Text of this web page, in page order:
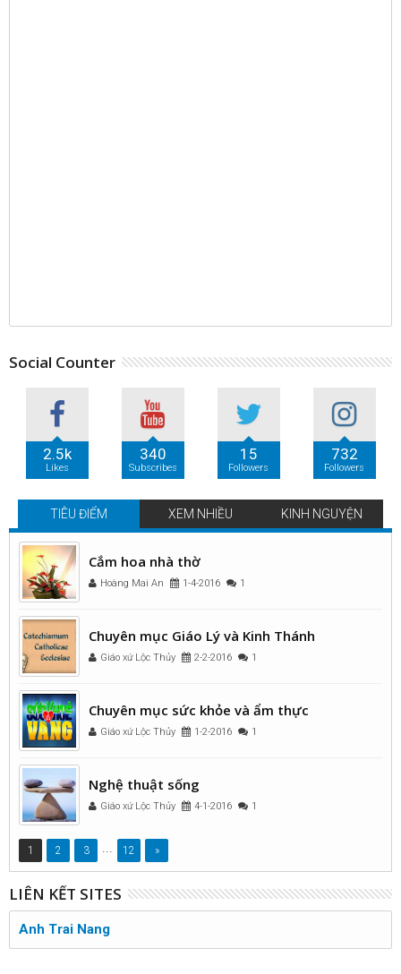
Social Counter
2.5k
Likes
340
Subscribes
15
Followers
732
Followers
TIÊU ĐIỂM XEM NHIỀU KINH NGUYỆN
Cắm hoa nhà thờ
Hoàng Mai An 1-4-2016 1
Chuyên mục Giáo Lý và Kinh Thánh
Giáo xứ Lộc Thủy 2-2-2016 1
Chuyên mục sức khỏe và ẩm thực
Giáo xứ Lộc Thủy 1-2-2016 1
Nghệ thuật sống
Giáo xứ Lộc Thủy 4-1-2016 1
1 2 3 ... 12 »
LIÊN KẾT SITES
Anh Trai Nang